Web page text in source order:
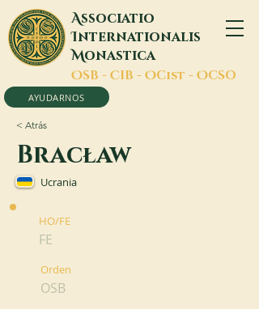
Associatio
Internationalis
Monastica
OSB - CIB - OCist - OCSO
AYUDARNOS
< Atrás
Bracław
Ucrania
HO/FE
FE
Orden
OSB